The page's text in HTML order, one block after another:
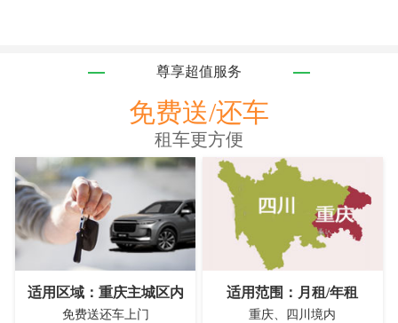
尊享超值服务
免费送/还车
租车更方便
适用区域：重庆主城区内
免费送还车上门
适用范围：月租/年租
重庆、四川境内